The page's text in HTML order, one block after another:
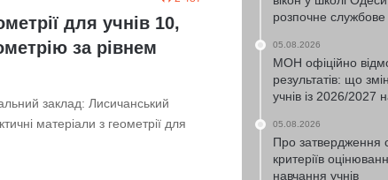
для учнів 10,
за рівнем
заклад: Лисичанський
матеріали з геометрії для
розпочне
05.08.2026
МОН офіційно
результатів: що
учнів із 2026/2027
05.08.2026
Про затвердження
критеріїв
навчання учнів